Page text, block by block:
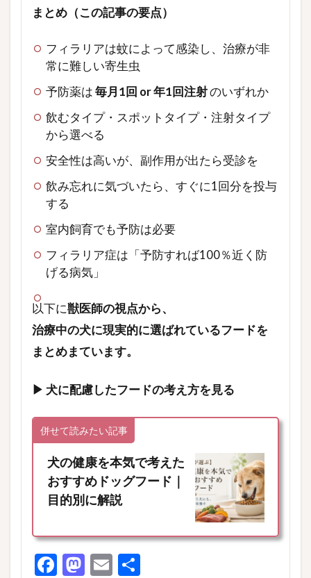
まとめ（この記事の要点）
フィラリアは蚊によって感染し、治療が非
常に難しい寄生虫
予防薬は毎月1回 or 年1回注射のいずれか
飲むタイプ・スポットタイプ・注射タイプ
から選べる
安全性は高いが、副作用が出たら受診を
飲み忘れに気づいたら、すぐに1回分を投与
する
室内飼育でも予防は必要
フィラリア症は「予防すれば100％近く防
げる病気」
以下に獣医師の視点から、
治療中の犬に現実的に選ばれているフードを
まとめまています。
▶︎ 犬に配慮したフードの考え方を見る
併せて読みたい記事
犬の健康を本気で考えた
おすすめドッグフード｜
目的別に解説
F
M E